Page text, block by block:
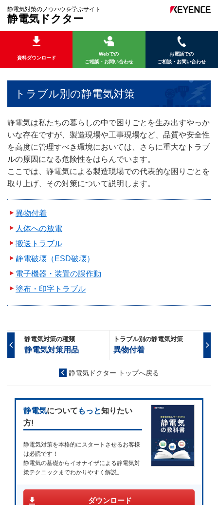
静電気対策のノウハウを学ぶサイト
静電気ドクター
資料ダウンロード
Webでの
ご相談・お問い合わせ
お電話での
ご相談・お問い合わせ
トラブル別の静電気対策
静電気は私たちの暮らしの中で困りごとを生み出すやっか
いな存在ですが、製造現場や工事現場など、品質や安全性
を高度に管理すべき環境においては、さらに重大なトラブ
ルの原因になる危険性をはらんでいます。
ここでは、静電気による製造現場での代表的な困りごとを
取り上げ、その対策について説明します。
異物付着
人体への放電
搬送トラブル
静電破壊（ESD破壊）
電子機器・装置の誤作動
塗布・印字トラブル
静電気対策の種類
静電気対策用品
トラブル別の静電気対策
異物付着
静電気ドクター トップへ戻る
静電気について もっと知りたい
方!
静電気対策を本格的にスタートさせるお客様
は必読です！
静電気の基礎からイオナイザによる静電気対
策テクニックまでわかりやすく解説。
ダウンロード